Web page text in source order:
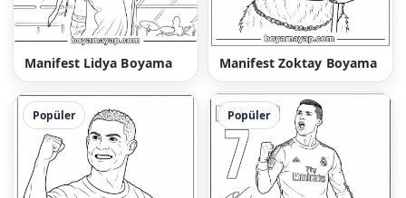
Manifest Lidya Boyama Manifest Zoktay Boyama
Popüler Popüler